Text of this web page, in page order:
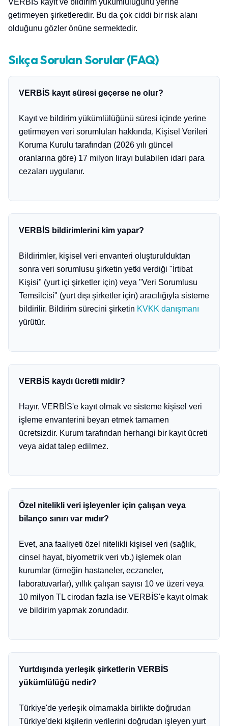
getirmeyen şirketleredir. Bu da çok ciddi bir risk alanı
olduğunu gözler önüne sermektedir.
Sıkça Sorulan Sorular (FAQ)
VERBİS kayıt süresi geçerse ne olur?
Kayıt ve bildirim yükümlülüğünü süresi içinde yerine
getirmeyen veri sorumluları hakkında, Kişisel Verileri
Koruma Kurulu tarafından (2026 yılı güncel
oranlarına göre) 17 milyon lirayı bulabilen idari para
cezaları uygulanır.
VERBİS bildirimlerini kim yapar?
Bildirimler, kişisel veri envanteri oluşturulduktan
sonra veri sorumlusu şirketin yetki verdiği "İrtibat
Kişisi" (yurt içi şirketler için) veya "Veri Sorumlusu
Temsilcisi" (yurt dışı şirketler için) aracılığıyla sisteme
bildirilir. Bildirim sürecini şirketin KVKK danışmanı
yürütür.
VERBİS kaydı ücretli midir?
Hayır, VERBİS'e kayıt olmak ve sisteme kişisel veri
işleme envanterini beyan etmek tamamen
ücretsizdir. Kurum tarafından herhangi bir kayıt ücreti
veya aidat talep edilmez.
Özel nitelikli veri işleyenler için çalışan veya
bilanço sınırı var mıdır?
Evet, ana faaliyeti özel nitelikli kişisel veri (sağlık,
cinsel hayat, biyometrik veri vb.) işlemek olan
kurumlar (örneğin hastaneler, eczaneler,
laboratuvarlar), yıllık çalışan sayısı 10 ve üzeri veya
10 milyon TL cirodan fazla ise VERBİS'e kayıt olmak
ve bildirim yapmak zorundadır.
Yurtdışında yerleşik şirketlerin VERBİS
yükümlülüğü nedir?
Türkiye'de yerleşik olmamakla birlikte doğrudan
Türkiye'deki kişilerin verilerini doğrudan işleyen yurt